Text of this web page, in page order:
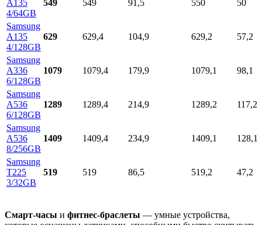
A135
4/64GB
549 549 91,5 550 50
Samsung
A135
4/128GB
629 629,4 104,9 629,2 57,2
Samsung
A336
6/128GB
1079 1079,4 179,9 1079,1 98,1
Samsung
A536
6/128GB
1289 1289,4 214,9 1289,2 117,2
Samsung
A536
8/256GB
1409 1409,4 234,9 1409,1 128,1
Samsung
T225
3/32GB
519 519 86,5 519,2 47,2
Смарт-часы и фитнес-браслеты — умные устройства,